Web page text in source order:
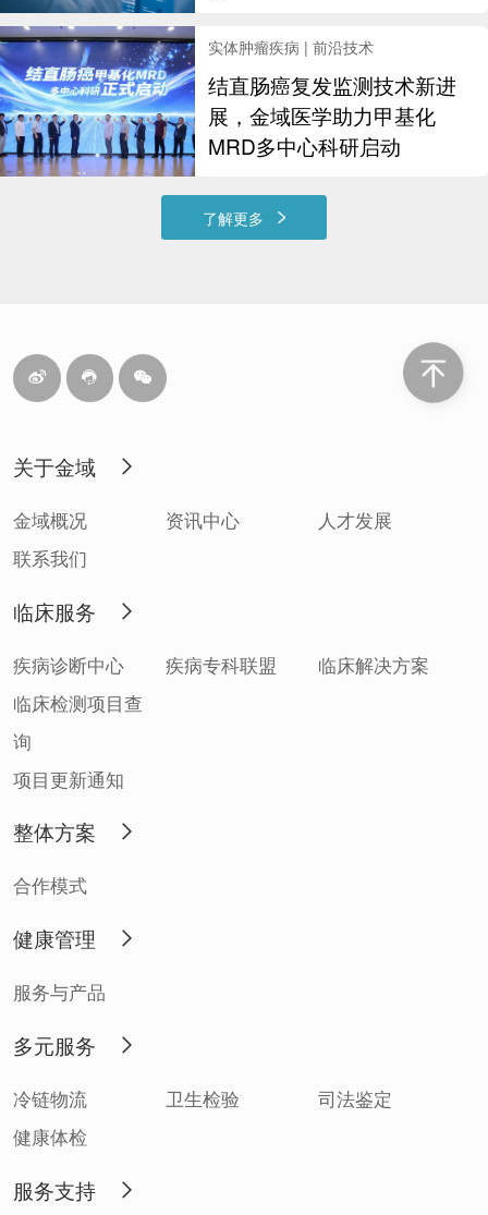
实体肿瘤疾病 | 前沿技术
结直肠癌复发监测技术新进
展，金域医学助力甲基化
MRD多中心科研启动
了解更多
关于金域
金域概况 资讯中心
人才发展
联系我们
临床服务
疾病诊断中心 疾病专科联盟
临床解决方案
临床检测项目查
询
项目更新通知
整体方案
合作模式
健康管理
服务与产品
多元服务
冷链物流 卫生检验
司法鉴定
健康体检
服务支持